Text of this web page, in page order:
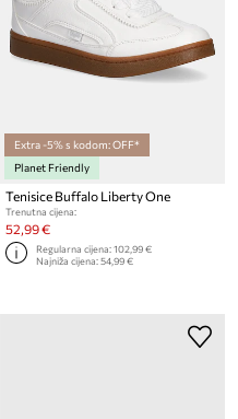
Extra -5% s kodom: OFF*
Planet Friendly
Tenisice Buffalo Liberty One
Trenutna cijena:
52,99 €
Regularna cijena:102,99 €
Najniža cijena:54,99 €